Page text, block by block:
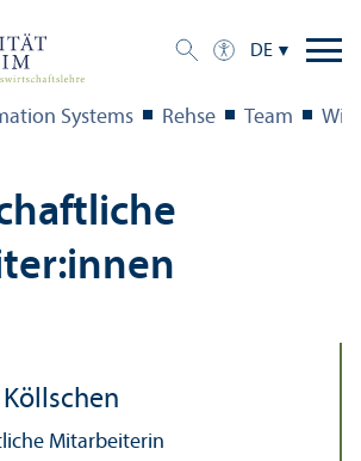
DE
Systems Rehse Team
Köllschen
Mitarbeiterin